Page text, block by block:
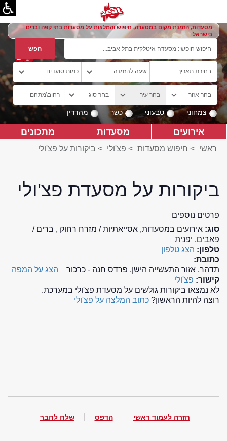
מסעדות, הזמנת מקום במסעדה, חיפוש והמלצות על מסעדות בתי קפה וברים
בישראל
צמחוני טבעוני כשר מהדרין
אירועים מסעדות מתכונים
ראשי > חיפוש מסעדות > פצ'ולי > ביקורות על פצ'ולי
ביקורות על מסעדת פצ'ולי
פרטים נוספים
סוג: אירועים במסעדות, אסייאתיות / מזרח רחוק , ברים /
פאבים, יפנית
טלפון: הצג טלפון
כתובת:
תדהר, אזור התעשייה הישן, פרדס חנה - כרכור
הצג על המפה
קישור: פצ'ולי
לא נמצאו ביקורות גולשים על מסעדת פצ'ולי במערכת.
רוצה להיות הראשון? כתוב המלצה על פצ'ולי
חזרה לעמוד ראשי הדפס שלח לחבר